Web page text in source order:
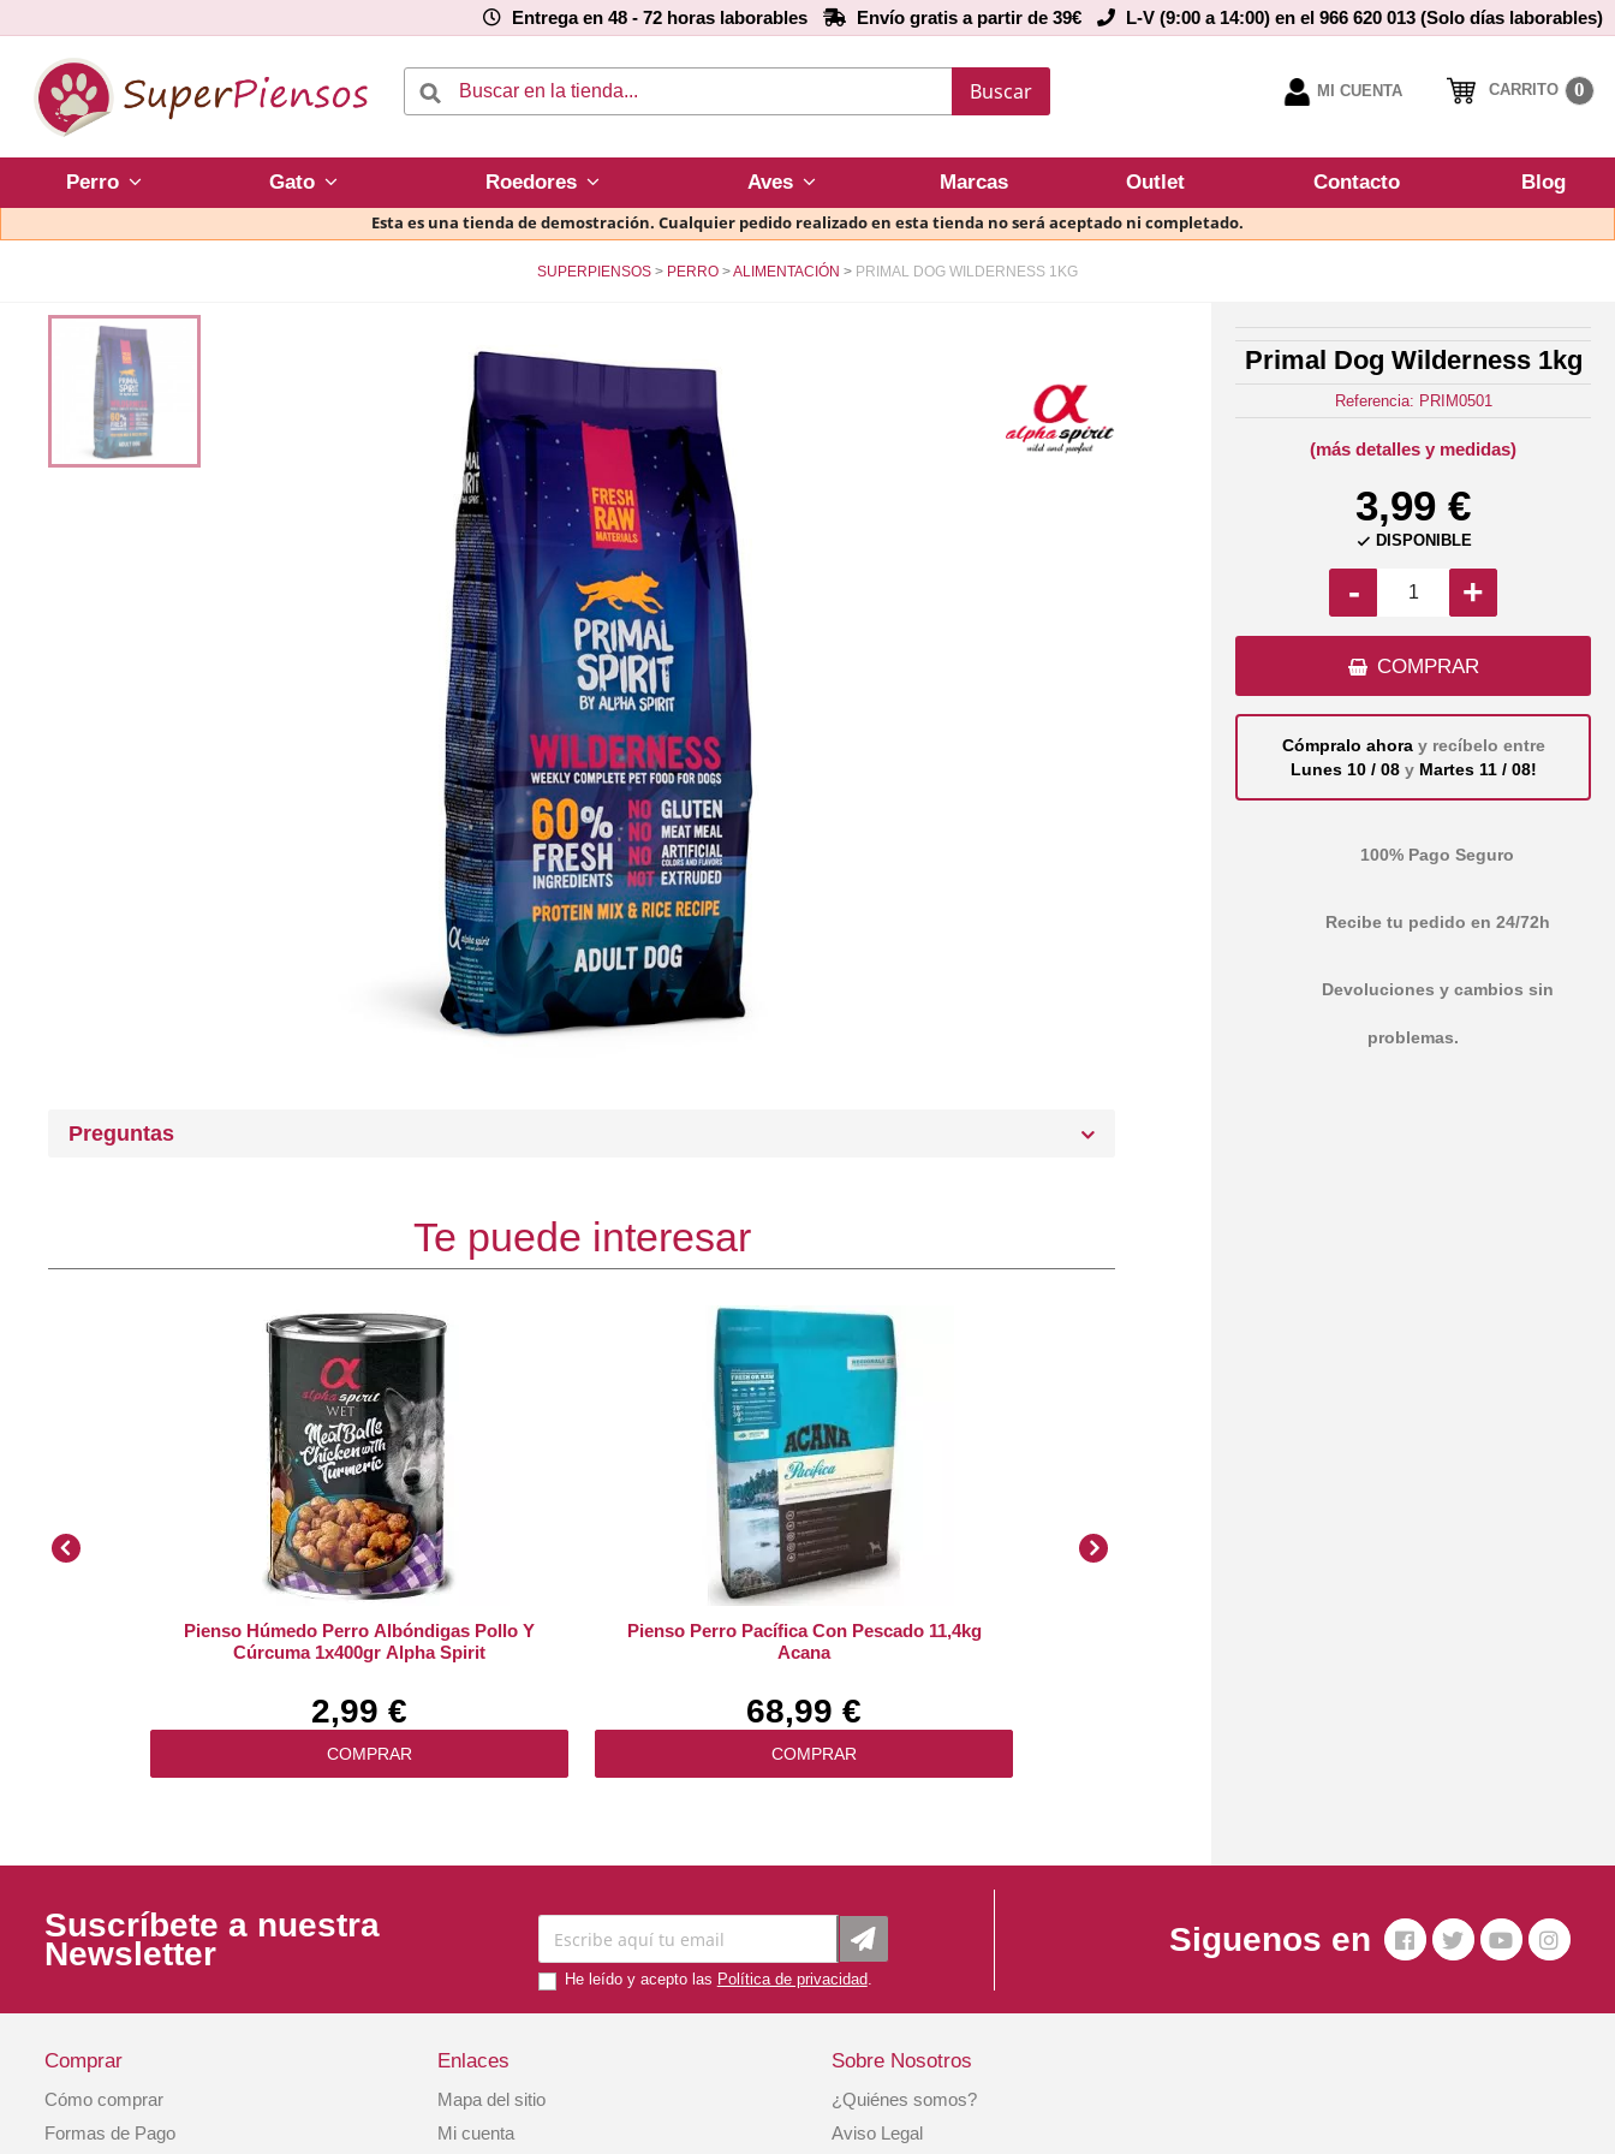
Entrega en 48 - 72 horas laborables Envío gratis a partir de 39€ L-V (9:00 a 14:00) en el 966 620 013 (Solo días laborables)
Buscar MI CUENTA CARRITO 0
Perro Gato Roedores Aves Marcas Outlet Contacto Blog
Esta es una tienda de demostración. Cualquier pedido realizado en esta tienda no será aceptado ni completado.
SUPERPIENSOS PERRO ALIMENTACIÓN PRIMAL DOG WILDERNESS 1KG
Primal Dog Wilderness 1kg
Referencia: PRIM0501
(más detalles y medidas)
3,99 €
 DISPONIBLE
- +
COMPRAR
Cómpralo ahora y recíbelo entre
Lunes 10 / 08 y Martes 11 / 08!
100% Pago Seguro
Recibe tu pedido en 24/72h
Devoluciones y cambios sin
problemas.
Preguntas
Te puede interesar
Pienso Húmedo Perro Albóndigas Pollo Y
Cúrcuma 1x400gr Alpha Spirit
2,99 €
COMPRAR
Pienso Perro Pacífica Con Pescado 11,4kg
Acana
68,99 €
COMPRAR
Pienso Perro Puppy Lamb And Rice 3kg Brit
Royal Canin Pienso Perro Vet Adulto 10kg
Suscríbete a nuestra
Newsletter
He leído y acepto las Política de privacidad.
Siguenos en
Comprar
Cómo comprar
Formas de Pago
Enlaces
Mapa del sitio
Mi cuenta
Sobre Nosotros
¿Quiénes somos?
Aviso Legal